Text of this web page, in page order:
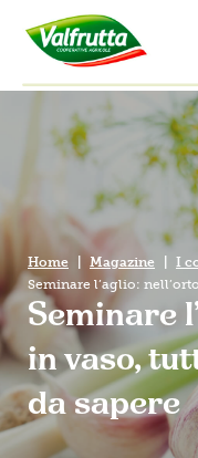
CHI SIAMO
Il Manifesto
La Filiera
Le Persone
La Storia
Il Sociale
La Tracciabilità
SCOPRI L’ORIGINE
SOSTENIBILITÀ
PRODOTTI
Verdure e Legumi
Conserve di
Piatti pronti
RICETTE
MAGAZINE
Home Magazine
I
Seminare l’aglio:
Seminare
in vaso,
da sapere